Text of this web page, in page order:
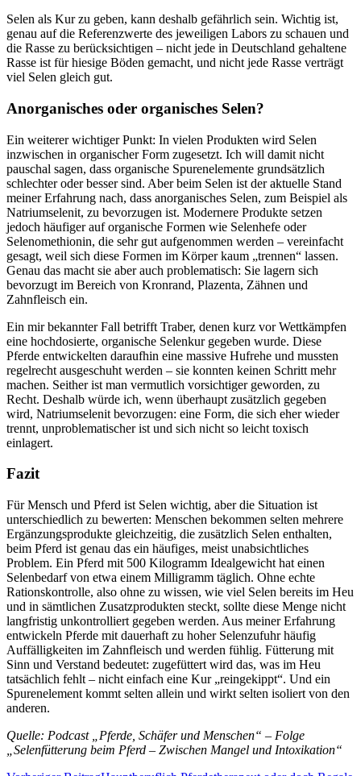
Selen als Kur zu geben, kann deshalb gefährlich sein. Wichtig ist,
genau auf die Referenzwerte des jeweiligen Labors zu schauen und
die Rasse zu berücksichtigen – nicht jede in Deutschland gehaltene
Rasse ist für hiesige Böden gemacht, und nicht jede Rasse verträgt
viel Selen gleich gut.
Anorganisches oder organisches Selen?
Ein weiterer wichtiger Punkt: In vielen Produkten wird Selen
inzwischen in organischer Form zugesetzt. Ich will damit nicht
pauschal sagen, dass organische Spurenelemente grundsätzlich
schlechter oder besser sind. Aber beim Selen ist der aktuelle Stand
meiner Erfahrung nach, dass anorganisches Selen, zum Beispiel als
Natriumselenit, zu bevorzugen ist. Modernere Produkte setzen
jedoch häufiger auf organische Formen wie Selenhefe oder
Selenomethionin, die sehr gut aufgenommen werden – vereinfacht
gesagt, weil sich diese Formen im Körper kaum „trennen“ lassen.
Genau das macht sie aber auch problematisch: Sie lagern sich
bevorzugt im Bereich von Kronrand, Plazenta, Zähnen und
Zahnfleisch ein.
Ein mir bekannter Fall betrifft Traber, denen kurz vor Wettkämpfen
eine hochdosierte, organische Selenkur gegeben wurde. Diese
Pferde entwickelten daraufhin eine massive Hufrehe und mussten
regelrecht ausgeschuht werden – sie konnten keinen Schritt mehr
machen. Seither ist man vermutlich vorsichtiger geworden, zu
Recht. Deshalb würde ich, wenn überhaupt zusätzlich gegeben
wird, Natriumselenit bevorzugen: eine Form, die sich eher wieder
trennt, unproblematischer ist und sich nicht so leicht toxisch
einlagert.
Fazit
Für Mensch und Pferd ist Selen wichtig, aber die Situation ist
unterschiedlich zu bewerten: Menschen bekommen selten mehrere
Ergänzungsprodukte gleichzeitig, die zusätzlich Selen enthalten,
beim Pferd ist genau das ein häufiges, meist unabsichtliches
Problem. Ein Pferd mit 500 Kilogramm Idealgewicht hat einen
Selenbedarf von etwa einem Milligramm täglich. Ohne echte
Rationskontrolle, also ohne zu wissen, wie viel Selen bereits im Heu
und in sämtlichen Zusatzprodukten steckt, sollte diese Menge nicht
langfristig unkontrolliert gegeben werden. Aus meiner Erfahrung
entwickeln Pferde mit dauerhaft zu hoher Selenzufuhr häufig
Auffälligkeiten im Zahnfleisch und werden fühlig. Fütterung mit
Sinn und Verstand bedeutet: zugefüttert wird das, was im Heu
tatsächlich fehlt – nicht einfach eine Kur „reingekippt“. Und ein
Spurenelement kommt selten allein und wirkt selten isoliert von den
anderen.
Quelle: Podcast „Pferde, Schäfer und Menschen“ – Folge
„Selenfütterung beim Pferd – Zwischen Mangel und Intoxikation“